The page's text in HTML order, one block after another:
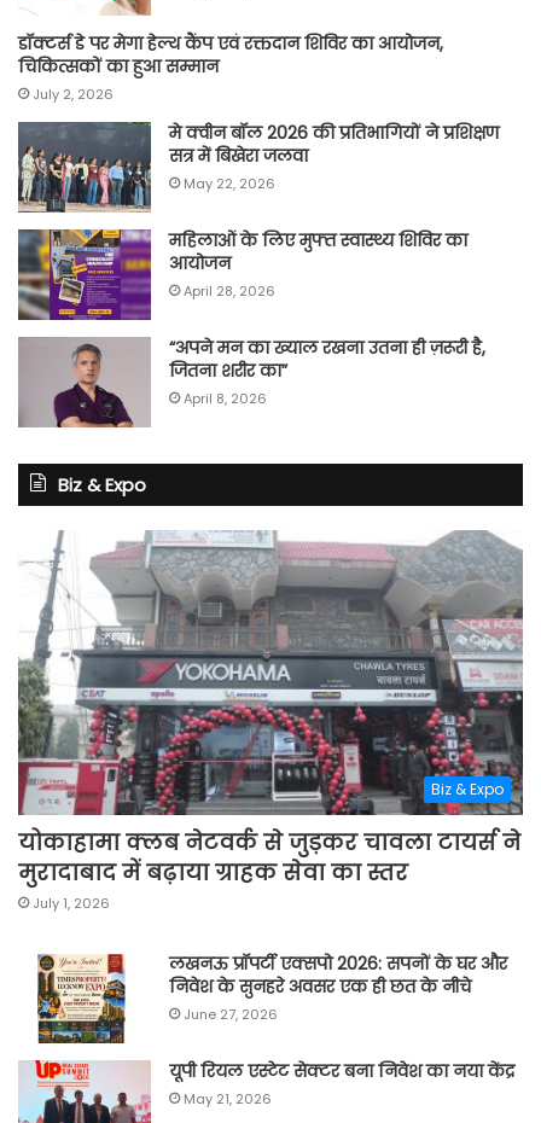
डॉक्टर्स डे पर मेगा हेल्थ कैंप एवं रक्तदान शिविर का आयोजन,
चिकित्सकों का हुआ सम्मान
July 2, 2026
मे क्वीन बॉल 2026 की प्रतिभागियों ने प्रशिक्षण
सत्र में बिखेरा जलवा
May 22, 2026
महिलाओं के लिए मुफ्त स्वास्थ्य शिविर का
आयोजन
April 28, 2026
“अपने मन का ख्याल रखना उतना ही ज़रूरी है,
जितना शरीर का”
April 8, 2026
Biz & Expo
Biz & Expo
योकाहामा क्लब नेटवर्क से जुड़कर चावला टायर्स ने
मुरादाबाद में बढ़ाया ग्राहक सेवा का स्तर
July 1, 2026
लखनऊ प्रॉपर्टी एक्सपो 2026: सपनों के घर और
निवेश के सुनहरे अवसर एक ही छत के नीचे
June 27, 2026
यूपी रियल एस्टेट सेक्टर बना निवेश का नया केंद्र
May 21, 2026